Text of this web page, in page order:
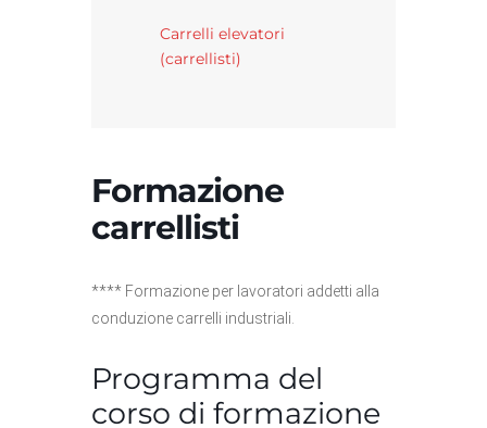
Carrelli elevatori
(carrellisti)
Formazione
carrellisti
**** Formazione per lavoratori addetti alla
conduzione carrelli industriali.
Programma del
corso di formazione